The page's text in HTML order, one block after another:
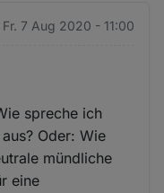
Fr. 7 Aug 2020 - 11:00
spreche ich
Oder: Wie
mündliche
eine